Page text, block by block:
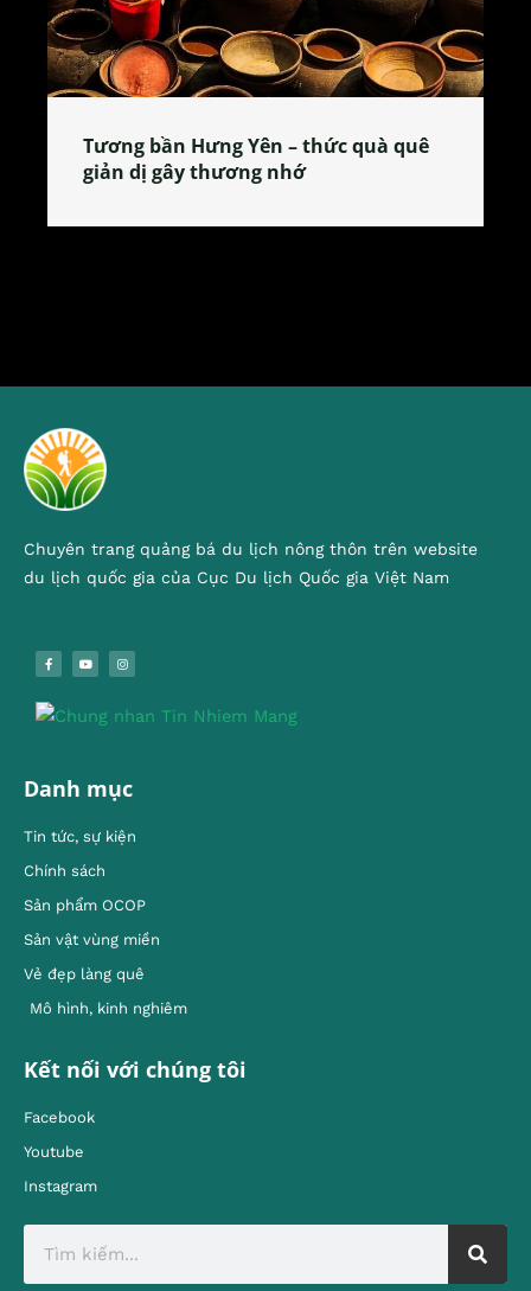
Tương bần Hưng Yên – thức quà quê
giản dị gây thương nhớ
Chuyên trang quảng bá du lịch nông thôn trên website
du lịch quốc gia của Cục Du lịch Quốc gia Việt Nam
Danh mục
Tin tức, sự kiện
Chính sách
Sản phẩm OCOP
Sản vật vùng miền
Vẻ đẹp làng quê
Mô hình, kinh nghiêm
Kết nối với chúng tôi
Facebook
Youtube
Instagram